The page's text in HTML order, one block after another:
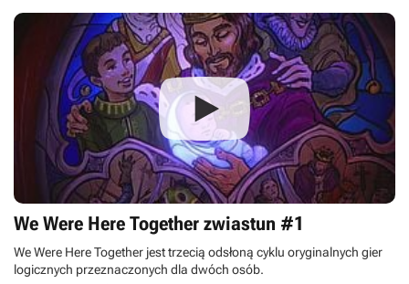
We Were Here Together zwiastun #1
We Were Here Together jest trzecią odsłoną cyklu oryginalnych gier
logicznych przeznaczonych dla dwóch osób.